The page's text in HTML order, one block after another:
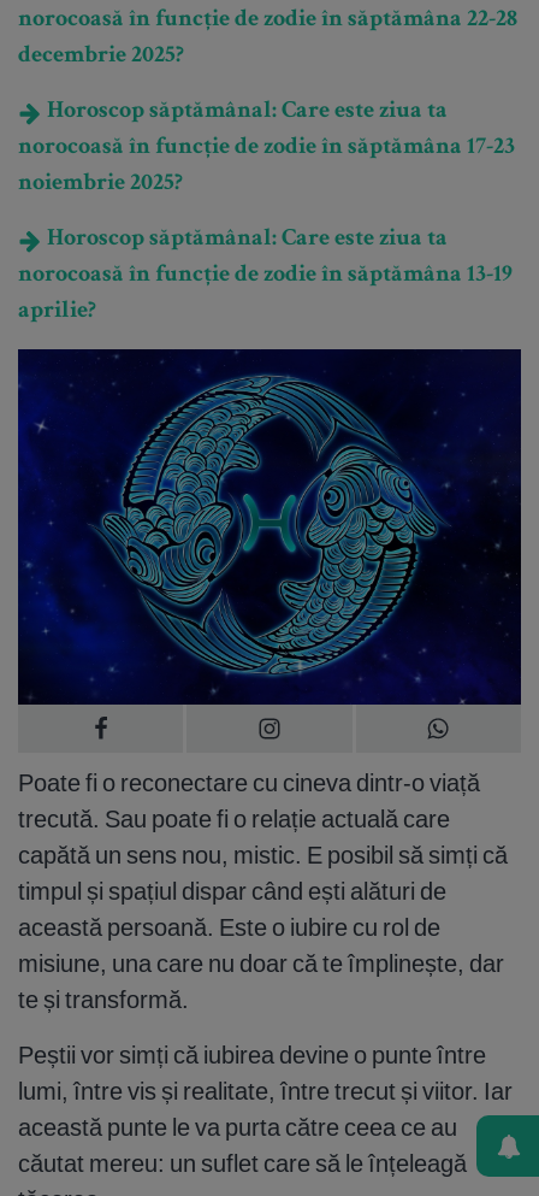
norocoasă în funcție de zodie în săptămâna 22-28
decembrie 2025?
Horoscop săptămânal: Care este ziua ta
norocoasă în funcție de zodie în săptămâna 17-23
noiembrie 2025?
Horoscop săptămânal: Care este ziua ta
norocoasă în funcție de zodie în săptămâna 13-19
aprilie?
Poate fi o reconectare cu cineva dintr-o viață
trecută. Sau poate fi o relație actuală care
capătă un sens nou, mistic. E posibil să simți că
timpul și spațiul dispar când ești alături de
această persoană. Este o iubire cu rol de
misiune, una care nu doar că te împlinește, dar
te și transformă.
Peștii vor simți că iubirea devine o punte între
lumi, între vis și realitate, între trecut și viitor. Iar
această punte le va purta către ceea ce au
căutat mereu: un suflet care să le înțeleagă